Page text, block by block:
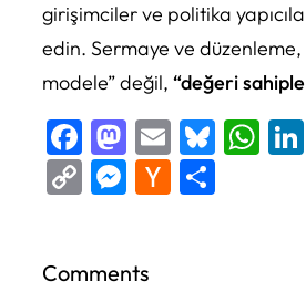
girişimciler ve politika
edin. Sermaye ve düzenleme,
modele” değil, “değeri
Facebook
Mastodon
Email
CopyMessenger
Hacker
Comments